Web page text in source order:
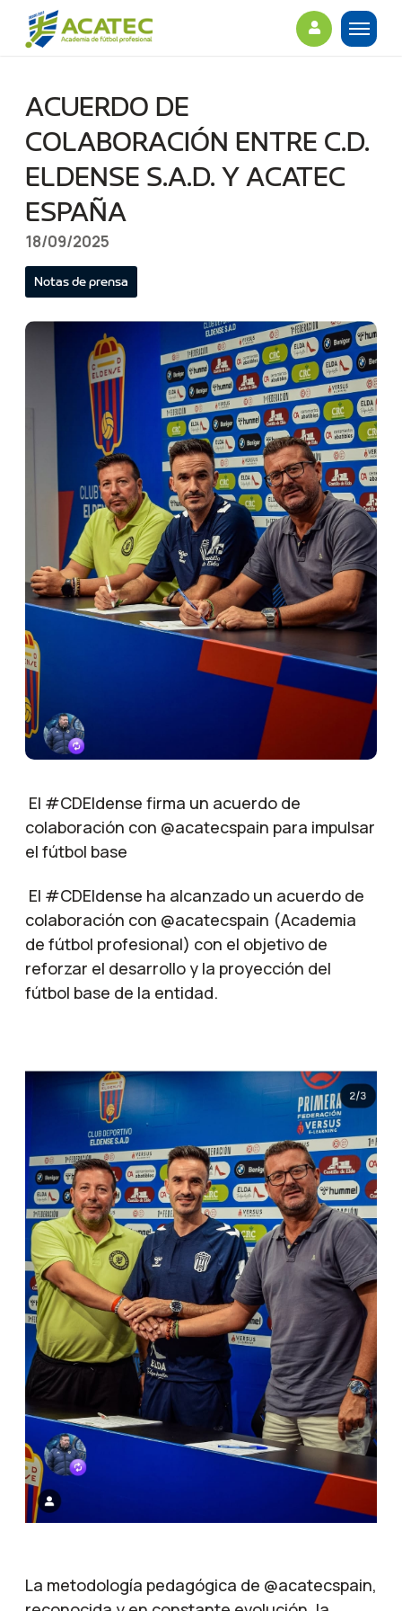
ACUERDO DE
COLABORACIÓN ENTRE C.D.
ELDENSE S.A.D. Y ACATEC
ESPAÑA
18/09/2025
Notas de prensa
El #CDEldense firma un acuerdo de
colaboración con @acatecspain para impulsar
el fútbol base
El #CDEldense ha alcanzado un acuerdo de
colaboración con @acatecspain (Academia
de fútbol profesional) con el objetivo de
reforzar el desarrollo y la proyección del
fútbol base de la entidad.
La metodología pedagógica de @acatecspain,